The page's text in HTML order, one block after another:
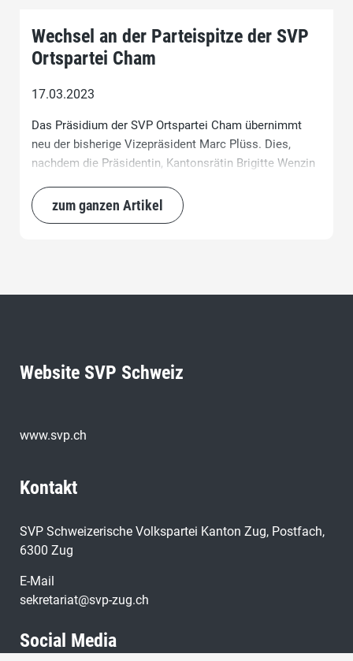
Wechsel an der Parteispitze der SVP
Ortspartei Cham
17.03.2023
Das Präsidium der SVP Ortspartei Cham übernimmt
neu der bisherige Vizepräsident Marc Plüss. Dies,
nachdem die Präsidentin, Kantonsrätin Brigitte Wenzin
Gemeinderat gewählt wurde und dort den nach 8
Jahren aus Altersgründen nicht mehr zur Wahl
zum ganzen Artikel
Website SVP Schweiz
www.svp.ch
Kontakt
SVP Schweizerische Volkspartei Kanton Zug, Postfach,
6300 Zug
E-Mail
sekretariat@svp-zug.ch
Social Media